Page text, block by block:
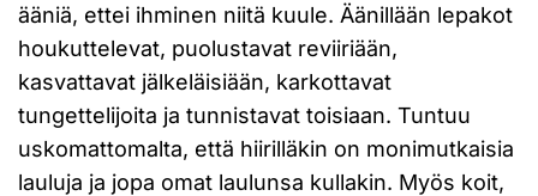
ääniä, ettei ihminen niitä kuule. Äänillään lepakot
houkuttelevat, puolustavat reviiriään,
kasvattavat jälkeläisiään, karkottavat
tungettelijoita ja tunnistavat toisiaan. Tuntuu
uskomattomalta, että hiirilläkin on monimutkaisia
lauluja ja jopa omat laulunsa kullakin. Myös koit,